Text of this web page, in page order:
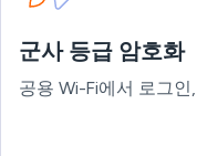
군사 등급 암호화
공용 Wi-Fi에서 로그